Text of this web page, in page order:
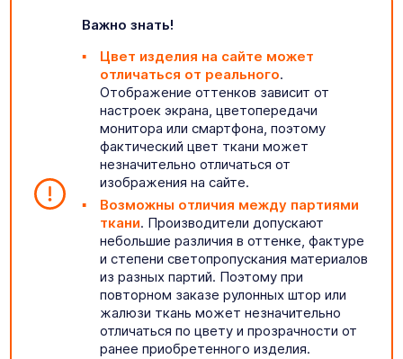
Важно знать!
Цвет изделия на сайте может
отличаться от реального.
Отображение оттенков зависит от
настроек экрана, цветопередачи
монитора или смартфона, поэтому
фактический цвет ткани может
незначительно отличаться от
изображения на сайте.
Возможны отличия между партиями
ткани. Производители допускают
небольшие различия в оттенке, фактуре
и степени светопропускания материалов
из разных партий. Поэтому при
повторном заказе рулонных штор или
жалюзи ткань может незначительно
отличаться по цвету и прозрачности от
ранее приобретенного изделия.